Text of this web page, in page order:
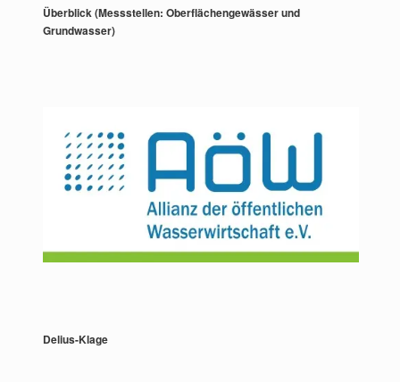
Überblick (Messstellen: Oberflächengewässer und
Grundwasser)
Delius-Klage